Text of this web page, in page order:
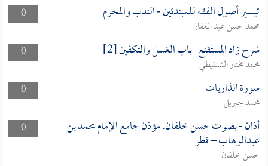
0
تيسير أصول الفقه للمبتدئين - الندب والمحرم
محمد حسن عبد الغفار
0
شرح زاد المستقنع_باب الغسل والتكفين [2]
محمد مختار الشنقيطي
0
سورة الذاريات
محمد جبريل
0
أذان - بصوت حسن خلفان. مؤذن جامع الإمام محمد بن
عبدالوهاب – قطر
حسن خلفان